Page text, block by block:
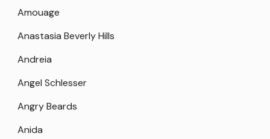
Amouage
Anastasia Beverly Hills
Andreia
Angel Schlesser
Angry Beards
Anida